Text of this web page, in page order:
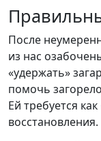
После
из нас
«удержать»
помочь
Ей требуется
восстановления.